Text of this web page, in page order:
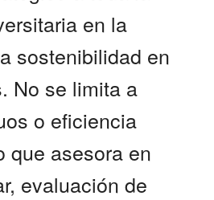
en la
sostenibilidad en
No se limita a
o eficiencia
que asesora en
evaluación de